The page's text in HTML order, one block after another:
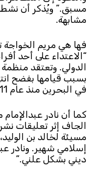
مسبق.” ويُذكر أن
مشابهة.
فها هي مريم الخواجة
“الاعتداء على أحد
الدولي. وتعتقد منظمة
بسبب قيامها بفضح
في البحرين منذ عام 2011 بلا كلل أو ملل.
كما أن نادر
الجاف إثر تعليقات
مسيئة لخالد بن
إسلامي شهير. ونادر
ديني بشكل علني.”